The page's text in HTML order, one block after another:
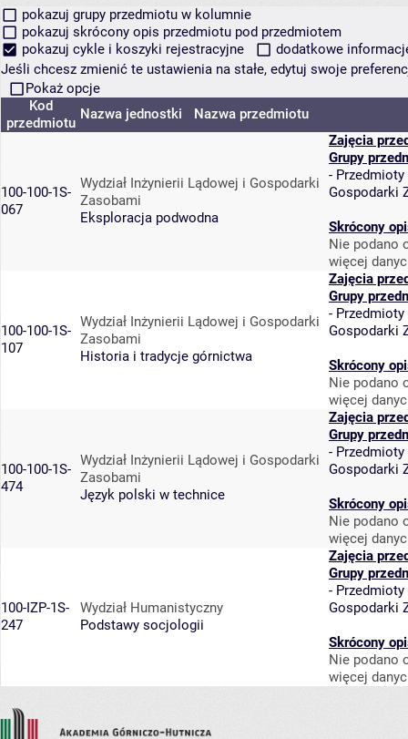
pokazuj grupy przedmiotu w kolumnie
pokazuj skrócony opis przedmiotu pod przedmiotem
pokazuj cykle i koszyki rejestracyjne
dodatkowe
Jeśli chcesz zmienić te ustawienia na stałe, edytuj swoje
Pokaż opcje
Kod
przedmiotu
Nazwa jednostki Nazwa przedmiotu
100-100-1S-
067
Wydział Inżynierii Lądowej i Gospodarki
Zasobami
Eksploracja podwodna
Zajęcia
Grupy
- Przedmioty
Gospodarki
Skrócony
Nie podano
więcej
100-100-1S-
107
Wydział Inżynierii Lądowej i Gospodarki
Zasobami
Historia i tradycje górnictwa
Zajęcia
Grupy
- Przedmioty
Gospodarki
Skrócony
Nie podano
więcej
100-100-1S-
474
Wydział Inżynierii Lądowej i Gospodarki
Zasobami
Język polski w technice
Zajęcia
Grupy
- Przedmioty
Gospodarki
Skrócony
Nie podano
więcej
100-IZP-1S-
247
Wydział Humanistyczny
Podstawy socjologii
Zajęcia
Grupy
- Przedmioty
Gospodarki
Skrócony
Nie podano
więcej